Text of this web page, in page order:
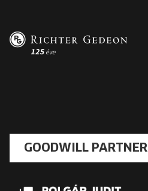
GOODWILL PARTNER